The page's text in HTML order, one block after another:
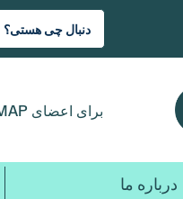
برای اعضای MAP
درباره ما